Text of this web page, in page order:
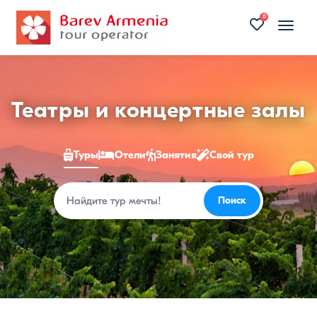
Toggle
0
Туры
Армению
2026
—
цены
на
недорогие
Театры и концертные залы
Туры Отели Занятия Свой тур
Поиск Поиск